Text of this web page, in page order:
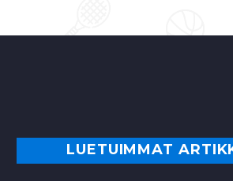
LUETUIMMAT